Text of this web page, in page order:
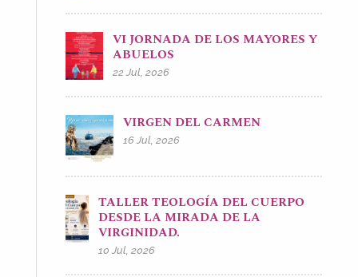
VI JORNADA DE LOS MAYORES Y
ABUELOS
22 Jul, 2026
VIRGEN DEL CARMEN
16 Jul, 2026
TALLER TEOLOGÍA DEL CUERPO
DESDE LA MIRADA DE LA
VIRGINIDAD.
10 Jul, 2026